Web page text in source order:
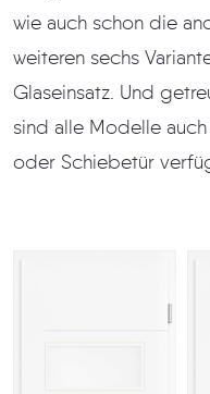
wie auch schon die anderen Modelle der Serie – in
weiteren sechs Varianten mit
Glaseinsatz. Und getreu
sind alle Modelle
oder Schiebetür